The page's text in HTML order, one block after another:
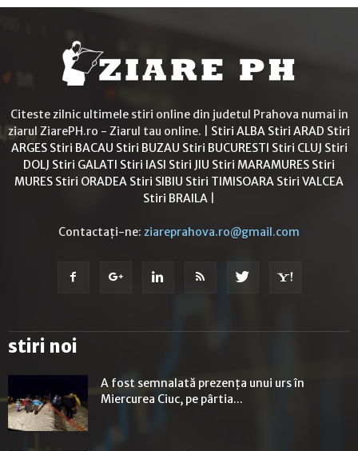
Citeste zilnic ultimele stiri online din judetul Prahova numai in
ziarul ZiarePH.ro - Ziarul tau online. | Stiri ALBA Stiri ARAD Stiri
ARGES Stiri BACAU Stiri BUZAU Stiri BUCURESTI Stiri CLUJ Stiri
DOLJ Stiri GALATI Stiri IASI Stiri JIU Stiri MARAMURES Stiri
MURES Stiri ORADEA Stiri SIBIU Stiri TIMISOARA Stiri VALCEA
Stiri BRAILA
Contactați-ne: ziareprahova.ro@gmail.com
stiri noi
A fost semnalată prezența unui urs în
Miercurea Ciuc, pe pârtia...